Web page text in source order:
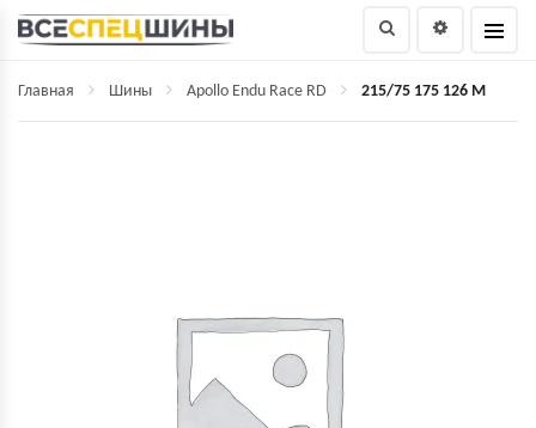
Главная Шины Apollo Endu Race RD 215/75 175 126 M